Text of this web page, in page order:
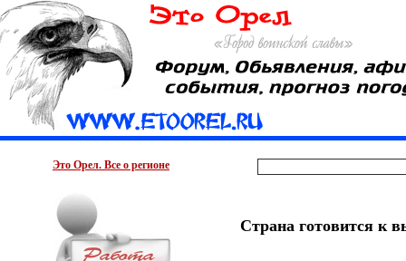
Это Орел. Все о регионе
Страна готовится к